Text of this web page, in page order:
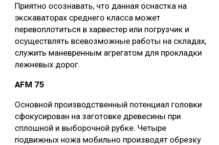
Приятно осознавать, что данная оснастка на
экскаваторах среднего класса может
перевоплотиться в харвестер или погрузчик и
осуществлять всевозможные работы на складах,
служить маневренным агрегатом для прокладки
лежневых дорог.
AFM 75
Основной производственный потенциал головки
сфокусирован на заготовке древесины при
сплошной и выборочной рубке. Четыре
подвижных ножа мобильно производят обрезку